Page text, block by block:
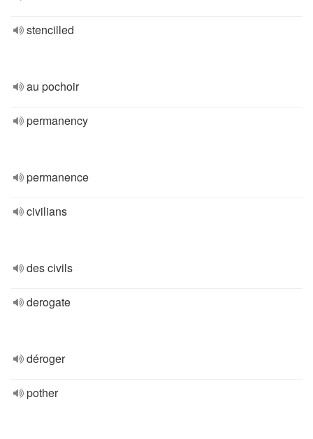
stencilled
au pochoir
permanency
permanence
civilians
des civils
derogate
déroger
pother